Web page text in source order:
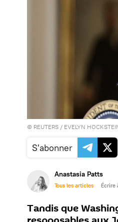
© REUTERS / EVELYN
S'abonner
Anastasia Patts
Tous les articles Écrire
Tandis que